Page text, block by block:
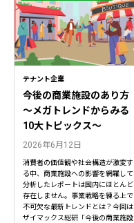
テナント企業
今後の商業施設のあり方
〜メガトレンドからみる
10大トピックス〜
2026年6月12日
消費者の価値観や社会構造が激変す
る中、商業施設への影響を網羅して
分析したレポートは国内にほとんど
存在しません。事業戦略を練る上で
不可欠な最新トレンドとは？今回は
ザイマックス総研「今後の商業施設